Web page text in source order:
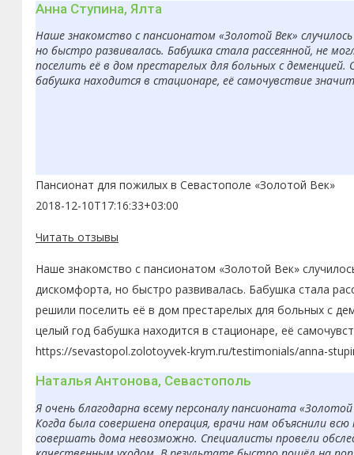
Анна Ступина, Ялта
Наше знакомство с пансионатом «Золотой Век»
но быстро развивалась. Бабушка стала рассеянной, не
поселить её в дом престарелых для больных с деменцией.
бабушка находится в стационаре, её самочувствие
Пансионат для пожилых в Севастополе «Золотой Век»
2018-12-10T17:16:33+03:00
Читать отзывы
Наше знакомство с пансионатом «Золотой Век»
дискомфорта, но быстро развивалась. Бабушка стала
решили поселить её в дом престарелых для больных с
целый год бабушка находится в стационаре, её
https://sevastopol.zolotoyvek-krym.ru/testimonials/anna-
Наталья Антонова, Севастополь
Я очень благодарна всему персоналу пансионата
Когда была совершена операция, врачи нам объяснили
совершать дома невозможно. Специалисты провели